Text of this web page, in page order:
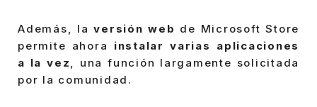
Además, laversión web de Microsoft Store
permite ahora instalar varias aplicaciones
a la vez, una función largamente solicitada
por la comunidad.